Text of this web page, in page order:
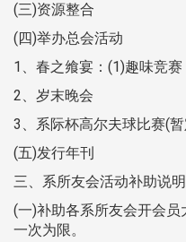
(三)资源整合
(四)举办总会活动
1、春之飨宴：(1)趣味竞
2、岁末晚会
3、系际杯高尔夫球比赛(
(五)发行年刊
三、系所友会活动补助说明
(一)补助各系所友会开会
一次为限。